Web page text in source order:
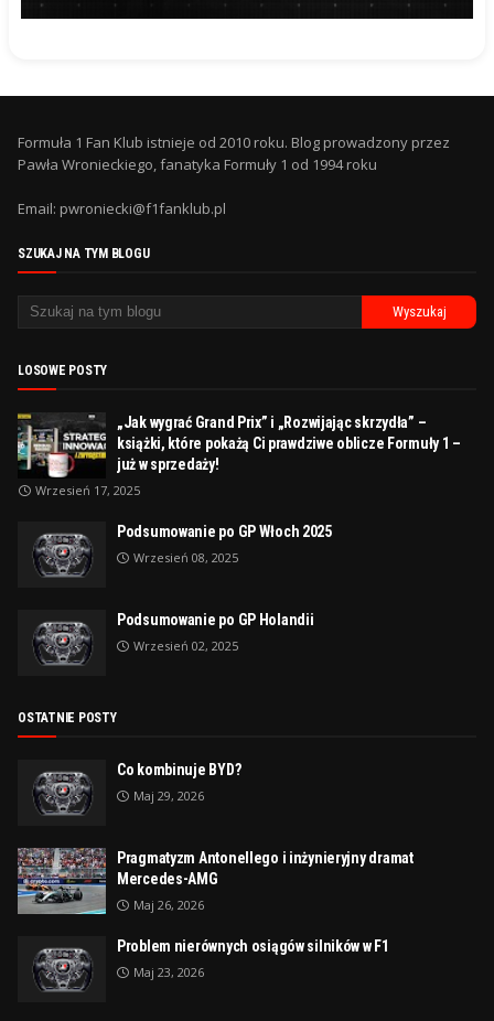
Formuła 1 Fan Klub istnieje od 2010 roku. Blog prowadzony przez
Pawła Wronieckiego, fanatyka Formuły 1 od 1994 roku
Email: pwroniecki@f1fanklub.pl
SZUKAJ NA TYM BLOGU
LOSOWE POSTY
„Jak wygrać Grand Prix” i „Rozwijając skrzydła” –
książki, które pokażą Ci prawdziwe oblicze Formuły 1 –
już w sprzedaży!
Wrzesień 17, 2025
Podsumowanie po GP Włoch 2025
Wrzesień 08, 2025
Podsumowanie po GP Holandii
Wrzesień 02, 2025
OSTATNIE POSTY
Co kombinuje BYD?
Maj 29, 2026
Pragmatyzm Antonellego i inżynieryjny dramat
Mercedes-AMG
Maj 26, 2026
Problem nierównych osiągów silników w F1
Maj 23, 2026